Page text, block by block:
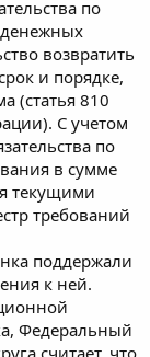
по
денежных
возвратить
и порядке,
(статья 810
С учетом
по
в сумме
текущими
требований
поддержали
к ней.
Федеральный
считает, что